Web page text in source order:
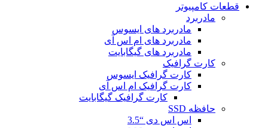
قطعات کامپیوتر
مادربرد
مادربرد های ایسوس
مادربرد های ام اس آی
مادربرد های گیگابایت
کارت گرافیک
کارت گرافیک ایسوس
کارت گرافیک ام اس آی
کارت گرافیک گیگابایت
حافظه SSD
اس اس دی “3.5